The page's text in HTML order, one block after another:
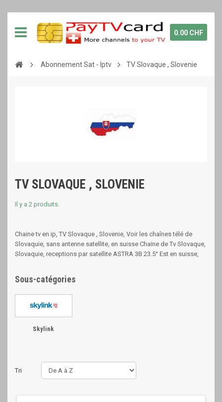
0.00 CHF
Abonnement Sat - Iptv TV Slovaque , Slovenie
TV SLOVAQUE , SLOVENIE
Il y a 2 produits.
Chaine tv en ip, TV Slovaque , Slovenie, Voir les chaînes télé de
Slovaquie, sans antenne satellite, en suisse Chaine de Tv Slovaque,
Slovaquie, receptions par satellite ASTRA 3B 23.5° Est en suisse,
Sous-catégories
Skylink
Tri